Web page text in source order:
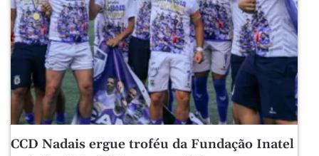
CCD Nadais ergue troféu da Fundação Inatel